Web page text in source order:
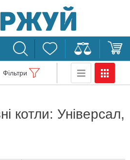
Фільтри
котли: Універсал,